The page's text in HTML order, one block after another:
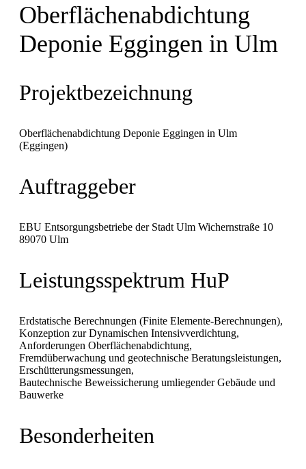
Oberflächenabdichtung
Deponie Eggingen in Ulm
Projektbezeichnung
Oberflächenabdichtung Deponie Eggingen in Ulm
(Eggingen)
Auftraggeber
EBU Entsorgungsbetriebe der Stadt Ulm Wichernstraße 10
89070 Ulm
Leistungsspektrum HuP
Erdstatische Berechnungen (Finite Elemente-Berechnungen),
Konzeption zur Dynamischen Intensivverdichtung,
Anforderungen Oberflächenabdichtung,
Fremdüberwachung und geotechnische Beratungsleistungen,
Erschütterungsmessungen,
Bautechnische Beweissicherung umliegender Gebäude und
Bauwerke
Besonderheiten